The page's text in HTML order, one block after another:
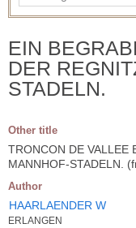
EIN
DER
STADELN.
Other title
TRONCON DE VALLEE
MANNHOF-STADELN.
Author
HAARLAENDER W
ERLANGEN